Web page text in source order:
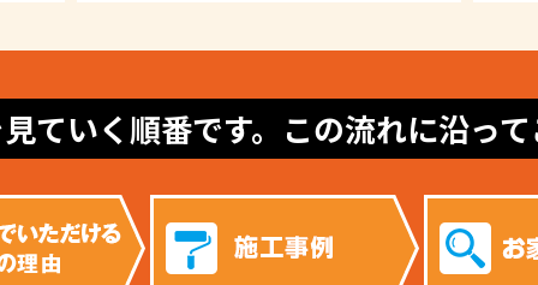
ていく順番です。この流れに沿っ